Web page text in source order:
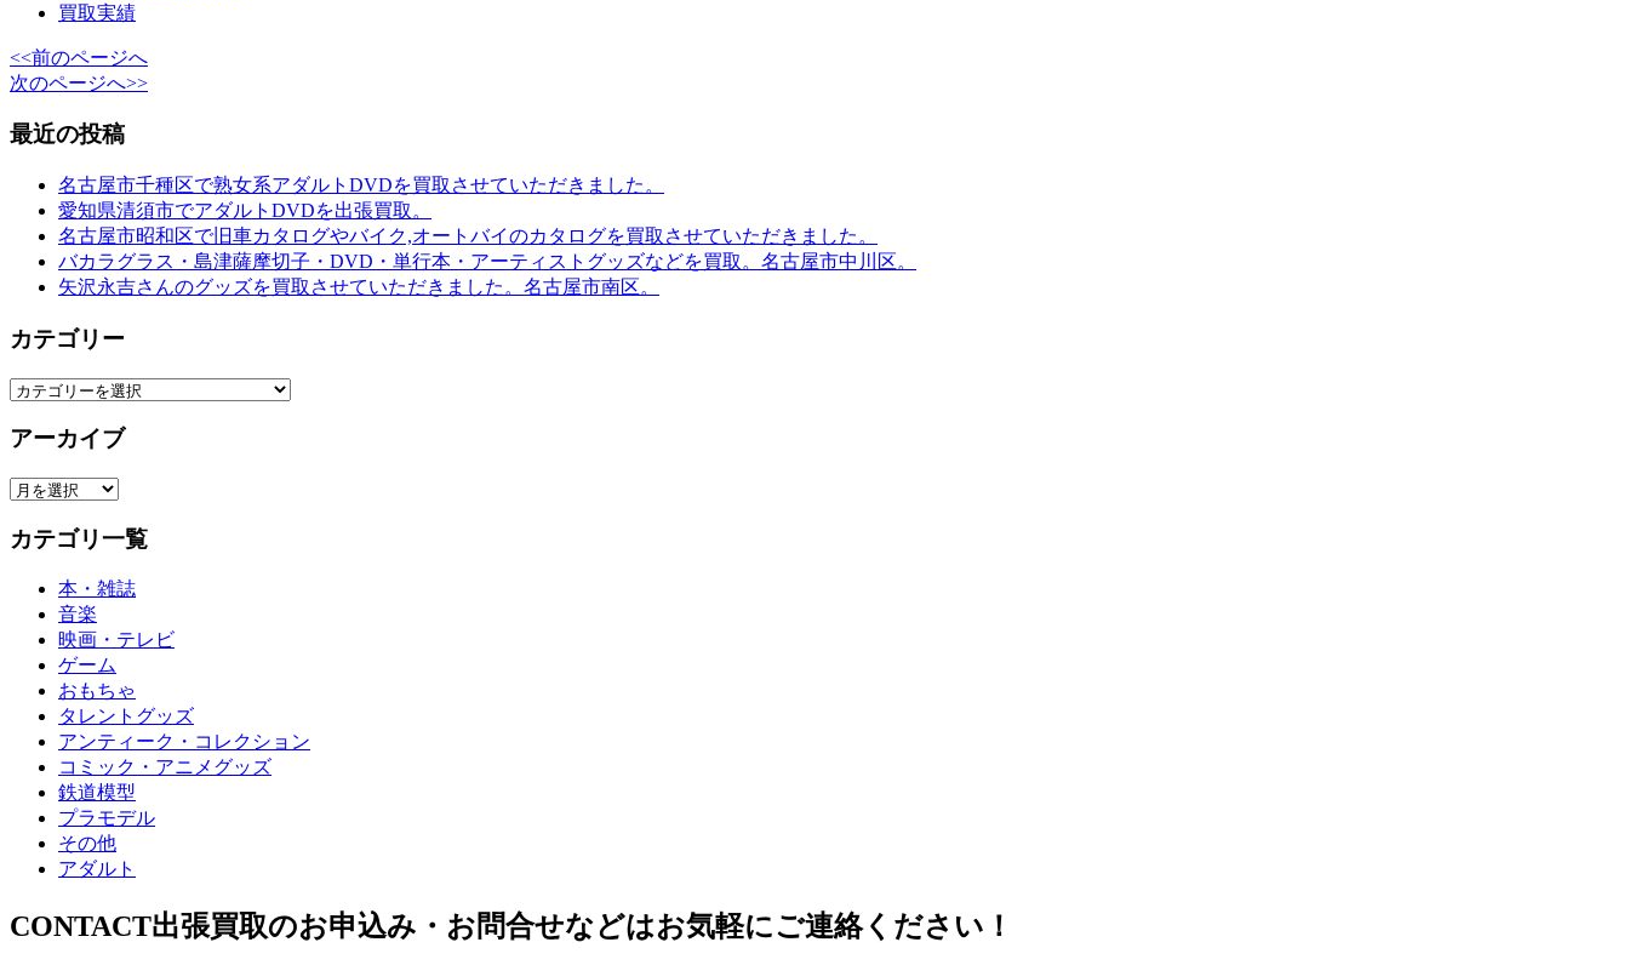
買取実績
<<前のページへ
次のページへ>>
最近の投稿
名古屋市千種区で熟女系アダルトDVDを買取させていただきました。
愛知県清須市でアダルトDVDを出張買取。
名古屋市昭和区で旧車カタログやバイク,オートバイのカタログを買取させていただきました。
バカラグラス・島津薩摩切子・DVD・単行本・アーティストグッズなどを買取。名古屋市中川区。
矢沢永吉さんのグッズを買取させていただきました。名古屋市南区。
カテゴリー
カ
ゴ
ー
アーカイブ
ア
カ
カテゴリ一覧
本・雑誌
音楽
映画・テレビ
ゲーム
おもちゃ
タレントグッズ
アンティーク・コレクション
コミック・アニメグッズ
鉄道模型
プラモデル
その他
アダルト
CONTACT出張買取のお申込み・お問合せなどはお気軽にご連絡ください！